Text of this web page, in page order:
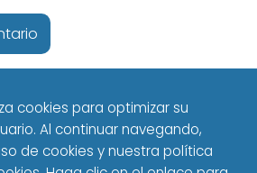
cookies para optimizar su
Al continuar navegando,
de cookies y nuestra política